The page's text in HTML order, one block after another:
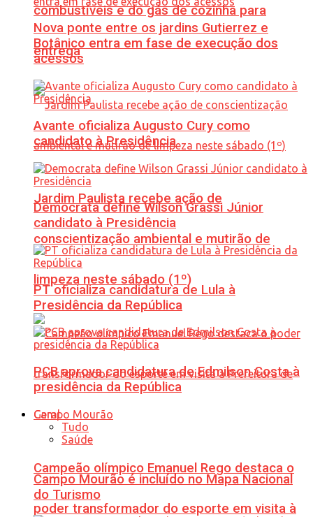
combustíveis e do gás de cozinha para
entrega
Jardim Paulista recebe ação de
conscientização ambiental e mutirão de
limpeza neste sábado (1º)
Campeão olímpico Emanuel Rego destaca o
poder transformador do esporte em visita à
Nova ponte entre os jardins Gutierrez e
Botânico entra em fase de execução dos
acessos
Avante oficializa Augusto Cury como
candidato à Presidência
Democrata define Wilson Grassi Júnior
candidato à Presidência
PT oficializa candidatura de Lula à
Presidência da República
PCB aprova candidatura de Edmilson Costa à
presidência da República
Geral
Tudo
Saúde
Campo Mourão é incluído no Mapa Nacional
do Turismo